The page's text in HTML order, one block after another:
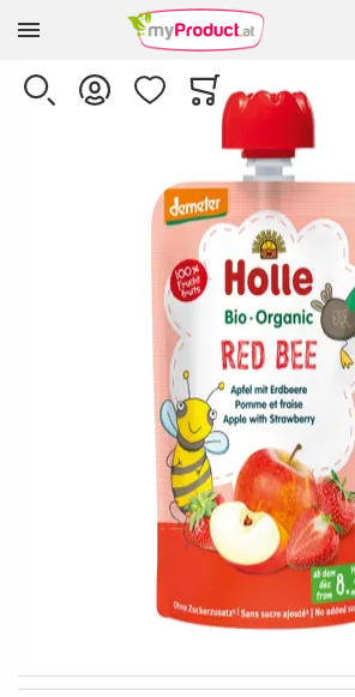
Zur Homepage
SUCHE KONTO WUNSCHLISTEWARENKORB
Minicart
Skip to the beginning of the images gallery